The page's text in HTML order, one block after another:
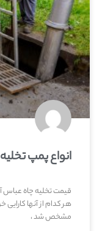
انواع پمپ
قیمت تخلیه چاه عباس
هر کدام از آنها
مشخص شد ،